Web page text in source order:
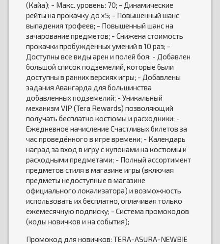
(Кайа); - Макс. уровень: 70; - Динамические
рейты на прокачку до х5; - Повышенный шанс
выпадения трофеев; - Повышенный шанс на
зачарование предметов; - Снижена стоимость
прокачки пробуждённых умений в 10 раз; -
Доступны все виды арен и полей боя; - Добавлен
большой список подземелий, которые были
доступны в ранних версиях игры; - Добавлены
задания Авангарда для большинства
добавленных подземелий; - Уникальный
механизм VIP (Tera Rewards) позволяющий
получать бесплатно костюмы и расходники; -
Ежедневное начисление Счастливых билетов за
час проведённого в игре времени; - Календарь
наград за вход в игру с купонами на костюмы и
расходными предметами; - Полный ассортимент
предметов стиля в магазине игры (включая
предметы недоступные в магазине
официального локализатора) и возможность
использовать их бесплатно, оплачивая только
ежемесячную подписку; - Система промокодов
(коды новичков и на события);
Промокод для новичков: TERA-ASURA-NEWBIE